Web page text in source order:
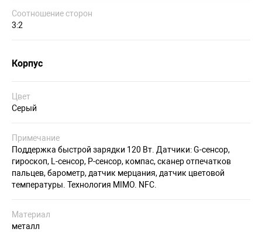
Соотношение сторон
3:2
Корпус
Цвет
Серый
Примечание
Поддержка быстрой зарядки 120 Вт. Датчики: G-сенсор,
гироскоп, L-сенсор, P-сенсор, компас, сканер отпечатков
пальцев, барометр, датчик мерцания, датчик цветовой
температуры. Технология MIMO. NFC.
Материал
металл